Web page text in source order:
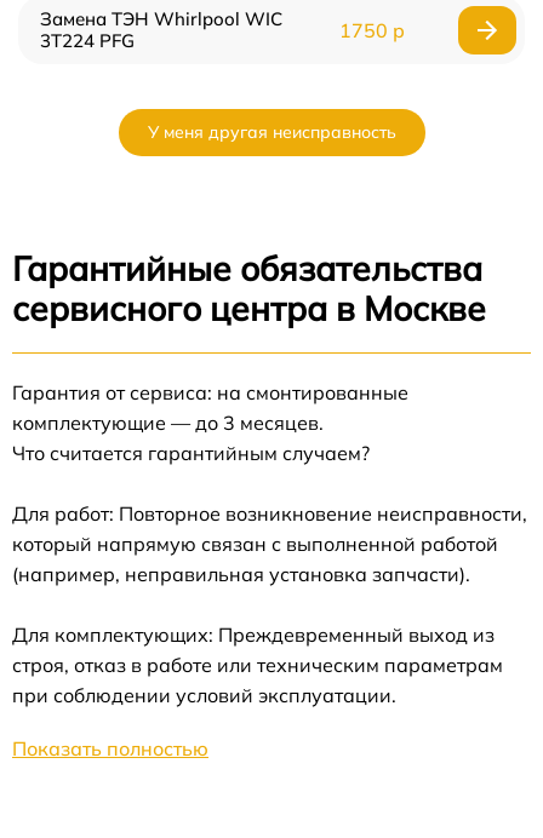
Замена ТЭН Whirlpool WIC
3T224 PFG
1750 р
У меня другая неисправность
Гарантийные обязательства
сервисного центра в Москве
Гарантия от сервиса: на смонтированные
комплектующие — до 3 месяцев.
Что считается гарантийным случаем?
Для работ: Повторное возникновение неисправности,
который напрямую связан с выполненной работой
(например, неправильная установка запчасти).
Для комплектующих: Преждевременный выход из
строя, отказ в работе или техническим параметрам
при соблюдении условий эксплуатации.
Показать полностью